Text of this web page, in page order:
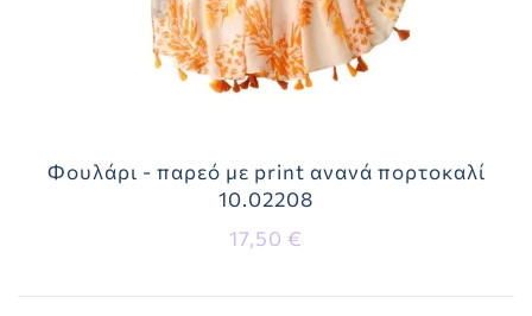
Φουλάρι - παρεό με print ανανά πορτοκαλί
10.02208
17,50 €